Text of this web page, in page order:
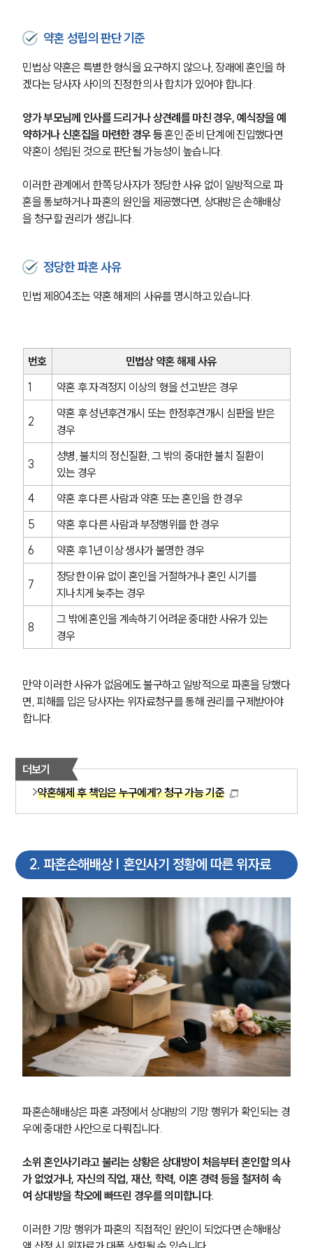
약혼 성립의 판단 기준
민법상 약혼은 특별한 형식을 요구하지 않으나, 장래에 혼인을 하
겠다는 당사자 사이의 진정한 의사 합치가 있어야 합니다.
양가 부모님께 인사를 드리거나 상견례를 마친 경우, 예식장을 예
약하거나 신혼집을 마련한 경우 등 혼인 준비 단계에 진입했다면
약혼이 성립된 것으로 판단될 가능성이 높습니다.
이러한 관계에서 한쪽 당사자가 정당한 사유 없이 일방적으로 파
혼을 통보하거나 파혼의 원인을 제공했다면, 상대방은 손해배상
을 청구할 권리가 생깁니다.
정당한 파혼 사유
민법 제804조는 약혼 해제의 사유를 명시하고 있습니다.
번호
민법상 약혼 해제 사유
1
약혼 후 자격정지 이상의 형을 선고받은 경우
2
약혼 후 성년후견개시 또는 한정후견개시 심판을 받은
경우
3
성병, 불치의 정신질환, 그 밖의 중대한 불치 질환이
있는 경우
4
약혼 후 다른 사람과 약혼 또는 혼인을 한 경우
5
약혼 후 다른 사람과 부정행위를 한 경우
6
약혼 후 1년 이상 생사가 불명한 경우
7
정당한 이유 없이 혼인을 거절하거나 혼인 시기를
지나치게 늦추는 경우
8
그 밖에 혼인을 계속하기 어려운 중대한 사유가 있는
경우
만약 이러한 사유가 없음에도 불구하고 일방적으로 파혼을 당했다
면, 피해를 입은 당사자는 위자료청구를 통해 권리를 구제받아야
합니다.
더보기
약혼해제 후 책임은 누구에게? 청구 가능 기준
2. 파혼손해배상 | 혼인사기 정황에 따른 위자료
파혼손해배상은 파혼 과정에서 상대방의 기망 행위가 확인되는 경
우에 중대한 사안으로 다뤄집니다.
소위 혼인사기라고 불리는 상황은 상대방이 처음부터 혼인할 의사
가 없었거나, 자신의 직업, 재산, 학력, 이혼 경력 등을 철저히 속
여 상대방을 착오에 빠뜨린 경우를 의미합니다.
이러한 기망 행위가 파혼의 직접적인 원인이 되었다면 손해배상